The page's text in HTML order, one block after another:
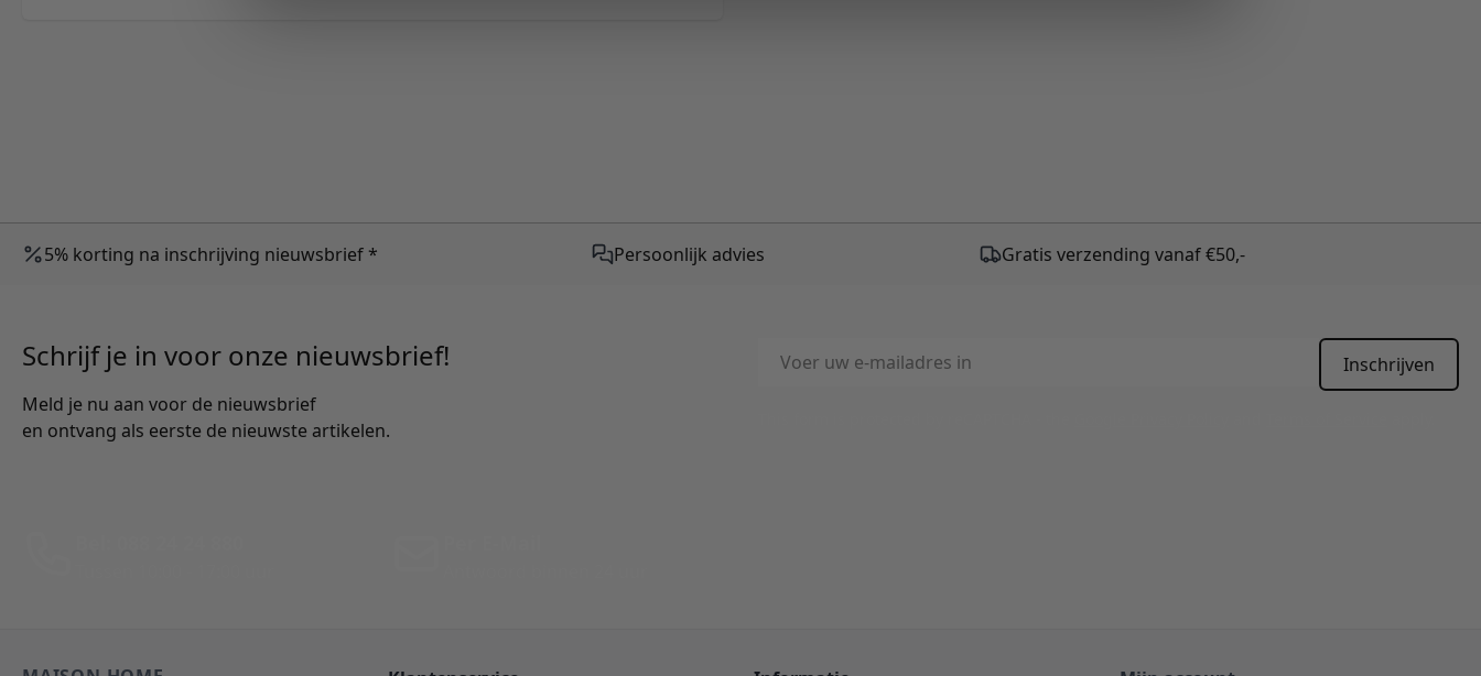
5% korting na inschrijving nieuwsbrief * Persoonlijk advies Gratis verzending vanaf €50,-
Schrijf je in voor onze nieuwsbrief!
Meld je nu aan voor de nieuwsbrief
en ontvang als eerste de nieuwste artikelen.
E-mailadres
Inschrijven